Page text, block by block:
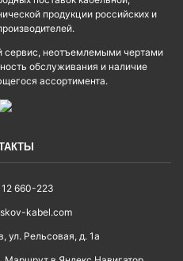
продукции российских и
сервис, неотъемлемыми чертами
обслуживания и наличие
ассортимента.
660-223
kabel.com
, ул. Рельсовая, д. 1а